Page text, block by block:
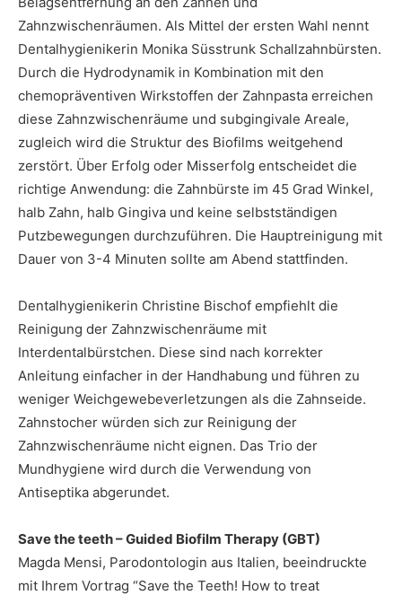
Zahnzwischenräumen. Als Mittel der ersten Wahl nennt
Dentalhygienikerin Monika Süsstrunk Schallzahnbürsten.
Durch die Hydrodynamik in Kombination mit den
chemopräventiven Wirkstoffen der Zahnpasta erreichen
diese Zahnzwischenräume und subgingivale Areale,
zugleich wird die Struktur des Biofilms weitgehend
zerstört. Über Erfolg oder Misserfolg entscheidet die
richtige Anwendung: die Zahnbürste im 45 Grad Winkel,
halb Zahn, halb Gingiva und keine selbstständigen
Putzbewegungen durchzuführen. Die Hauptreinigung mit
Dauer von 3-4 Minuten sollte am Abend stattfinden.
Dentalhygienikerin Christine Bischof empfiehlt die
Reinigung der Zahnzwischenräume mit
Interdentalbürstchen. Diese sind nach korrekter
Anleitung einfacher in der Handhabung und führen zu
weniger Weichgewebeverletzungen als die Zahnseide.
Zahnstocher würden sich zur Reinigung der
Zahnzwischenräume nicht eignen. Das Trio der
Mundhygiene wird durch die Verwendung von
Antiseptika abgerundet.
Save the teeth – Guided Biofilm Therapy (GBT)
Magda Mensi, Parodontologin aus Italien, beeindruckte
mit Ihrem Vortrag “Save the Teeth! How to treat